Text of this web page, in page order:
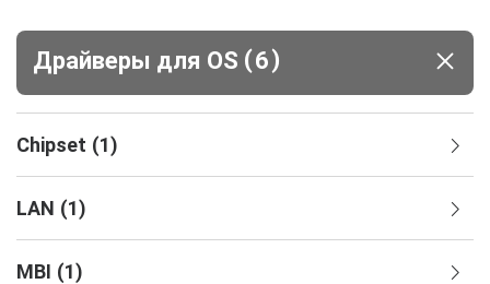
Драйверы для ОS (6)
Chipset (1)
LAN (1)
MBI (1)